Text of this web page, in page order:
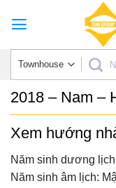
2018 – Nam –
Xem hướng
Năm sinh dương
Năm sinh âm lịch: